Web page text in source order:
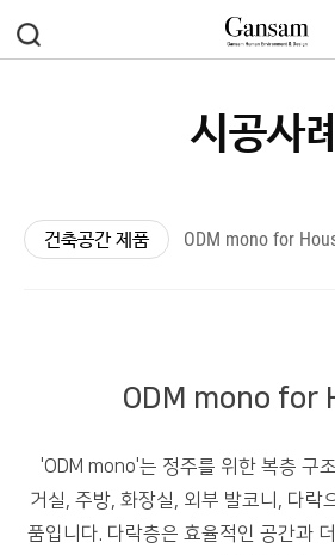
시공사례
건축공간 제품 ODM mono for
ODM mono for
'ODM mono'는 정주를 위한 복층 구
거실, 주방, 화장실, 외부 발코니, 다락
품입니다. 다락층은 효율적인 공간과